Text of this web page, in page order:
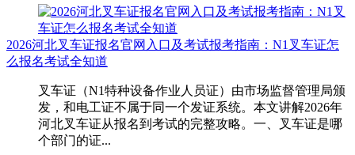
2026河北叉车证报名官网入口及考试报考指南：N1叉车证怎
么报名考试全知道
叉车证（N1特种设备作业人员证）由市场监督管理局颁
发，和电工证不属于同一个发证系统。本文讲解2026年
河北叉车证从报名到考试的完整攻略。一、叉车证是哪
个部门的证...